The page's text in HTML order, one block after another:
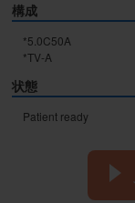
構成
*5.0C50A
*TV-A
状態
Patient ready